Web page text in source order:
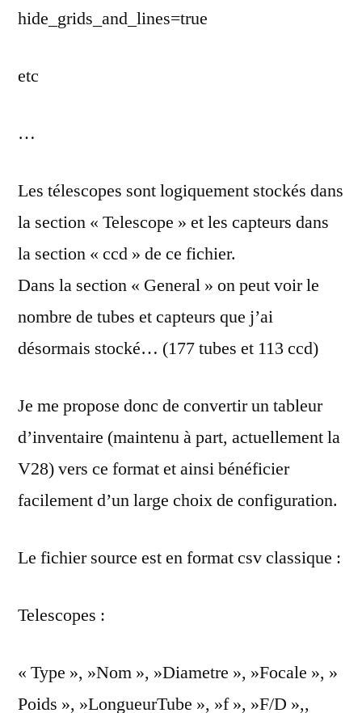
hide_grids_and_lines=true
etc
…
Les télescopes sont logiquement stockés dans
la section « Telescope » et les capteurs dans
la section « ccd » de ce fichier.
Dans la section « General » on peut voir le
nombre de tubes et capteurs que j’ai
désormais stocké… (177 tubes et 113 ccd)
Je me propose donc de convertir un tableur
d’inventaire (maintenu à part, actuellement la
V28) vers ce format et ainsi bénéficier
facilement d’un large choix de configuration.
Le fichier source est en format csv classique :
Telescopes :
« Type », »Nom », »Diametre », »Focale », »
Poids », »LongueurTube », »f », »F/D »,,